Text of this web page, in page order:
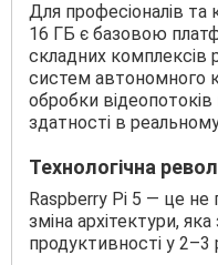
Для професіоналів та
16 ГБ є базовою
складних комплексів
систем автономного
обробки відеопотоків
здатності в реальному
Технологічна
Raspberry Pi 5 — це
зміна архітектури,
продуктивності у